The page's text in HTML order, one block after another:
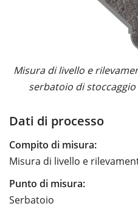
Misura di livello e
serbatoio di
Dati di processo
Compito di misura:
Misura di livello e
Punto di misura:
Serbatoio